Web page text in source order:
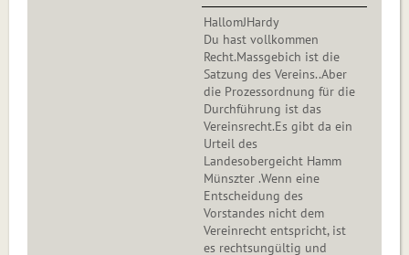
HallomJHardy
Du hast vollkommen
Recht.Massgebich ist die
Satzung des Vereins..Aber
die Prozessordnung für die
Durchführung ist das
Vereinsrecht.Es gibt da ein
Urteil des
Landesobergeicht Hamm
Münszter .Wenn eine
Entscheidung des
Vorstandes nicht dem
Vereinrecht entspricht, ist
es rechtsungültig und